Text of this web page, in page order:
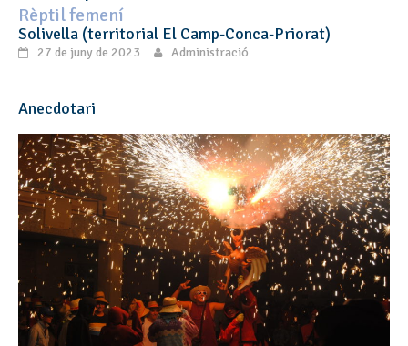
Rèptil femení
Solivella (territorial El Camp-Conca-Priorat)
27 de juny de 2023 Administració
Anecdotari